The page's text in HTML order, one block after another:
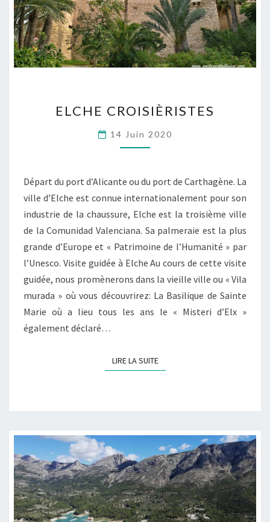
CROISIÈRISTES
ELCHE CROISIÈRISTES
14 Juin 2020
Départ du port d’Alicante ou du port de Carthagène. La
ville d’Elche est connue internationalement pour son
industrie de la chaussure, Elche est la troisième ville
de la Comunidad Valenciana. Sa palmeraie est la plus
grande d’Europe et « Patrimoine de l’Humanité » par
l’Unesco. Visite guidée à Elche Au cours de cette visite
guidée, nous promènerons dans la vieille ville ou « Vila
murada » où vous découvrirez: La Basilique de Sainte
Marie où a lieu tous les ans le « Misteri d’Elx »
également déclaré…
LIRE LA SUITELIRE LA SUITE